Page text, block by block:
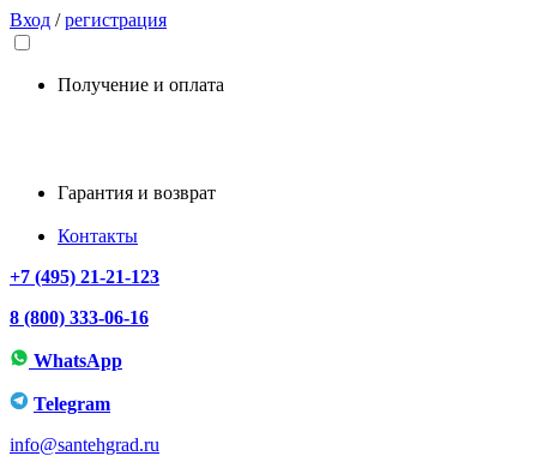
Вход /регистрация
Получение и оплата
Гарантия и возврат
Контакты
+7 (495) 21-21-123
8 (800) 333-06-16
WhatsApp
Telegram
info@santehgrad.ru